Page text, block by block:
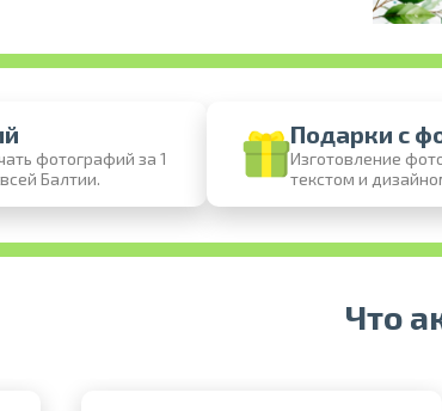
Печать в
Различные
Доставка
фотографий за 1
Балтии.
Подарки с
Изготовление
текстом и
Что